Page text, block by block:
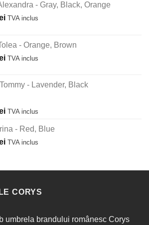
- Gray, Black, Orange
TVA inclus
- Orange, Brown
TVA inclus
- Lavender, Black
TVA inclus
- Red, Blue
TVA inclus
CORYS
umbrela brandului românesc Corys